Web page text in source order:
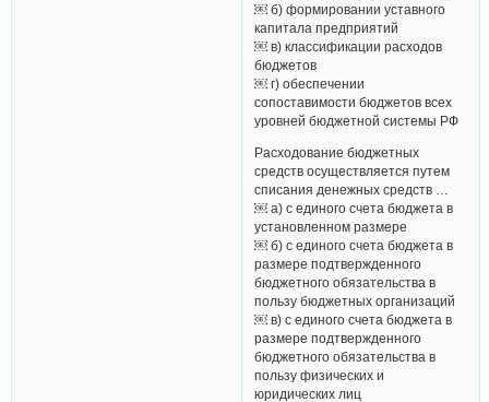
￼ б) формировании уставного
капитала предприятий
￼ в) классификации расходов
бюджетов
￼ г) обеспечении
сопоставимости бюджетов всех
уровней бюджетной системы РФ
Расходование бюджетных
средств осуществляется путем
списания денежных средств …
￼ а) с единого счета бюджета в
установленном размере
￼ б) с единого счета бюджета в
размере подтвержденного
бюджетного обязательства в
пользу бюджетных организаций
￼ в) с единого счета бюджета в
размере подтвержденного
бюджетного обязательства в
пользу физических и
юридических лиц